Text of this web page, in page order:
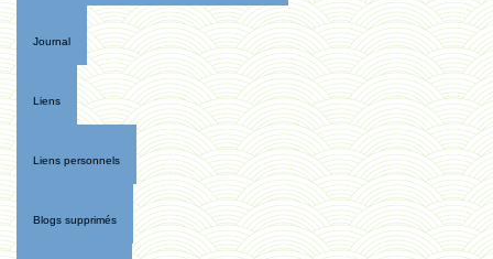
Journal
Liens
Liens personnels
Blogs supprimés